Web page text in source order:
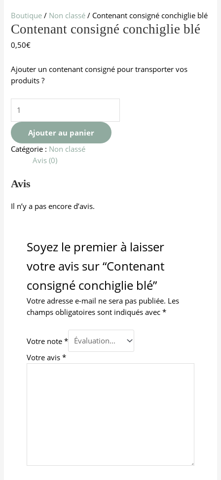
Boutique / Non classé / Contenant consigné conchiglie blé
Contenant consigné conchiglie blé
0,50€
Ajouter un contenant consigné pour transporter vos
produits ?
Ajouter au panier
Catégorie : Non classé
Avis (0)
Avis
Il n’y a pas encore d’avis.
Soyez le premier à laisser
votre avis sur “Contenant
consigné conchiglie blé”
Votre adresse e-mail ne sera pas publiée. Les
champs obligatoires sont indiqués avec *
Votre note *
Votre avis *